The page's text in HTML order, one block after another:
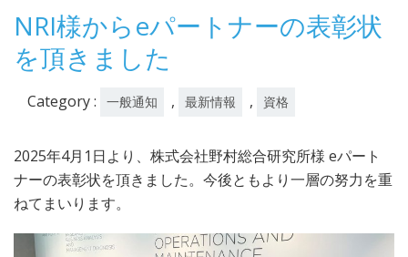
18
日
NRI様からeパートナーの表彰状
を頂きました
Category : 一般通知 , 最新情報 , 資格
2025年4月1日より、株式会社野村総合研究所様 eパート
ナーの表彰状を頂きました。今後ともより一層の努力を重
ねてまいります。